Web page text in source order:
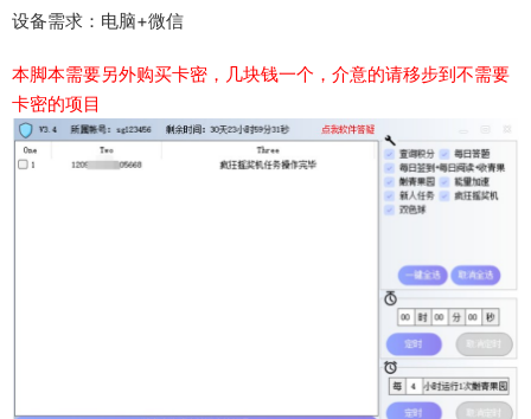
设备需求：电脑+微信
本脚本需要另外购买卡密，几块钱一个，介意的请移步到不需要
卡密的项目